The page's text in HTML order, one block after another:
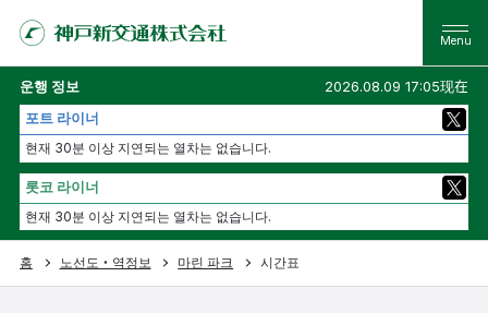
운행 정보
2026.08.09 17:05现在
포트 라이너
현재 30분 이상 지연되는 열차는 없습니다.
롯코 라이너
현재 30분 이상 지연되는 열차는 없습니다.
홈 노선도・역정보 마린 파크 시간표